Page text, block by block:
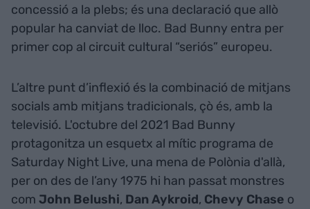
concessió a la plebs; és una declaració que allò
popular ha canviat de lloc. Bad Bunny entra per
primer cop al circuit cultural “seriós” europeu.
L’altre punt d’inflexió és la combinació de mitjans
socials amb mitjans tradicionals, çò és, amb la
televisió. L'octubre del 2021 Bad Bunny
protagonitza un esquetx al mític programa de
Saturday Night Live, una mena de Polònia d'allà,
per on des de l’any 1975 hi han passat monstres
com John Belushi, Dan Aykroid, Chevy Chase o